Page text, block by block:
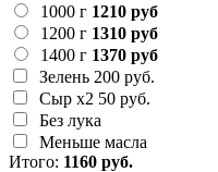
1000 г 1210 руб
1200 г 1310 руб
1400 г 1370 руб
Зелень 200 руб.
Сыр х2 50 руб.
Без лука
Меньше масла
Итого: 1160 руб.